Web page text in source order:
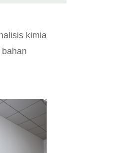
kimia